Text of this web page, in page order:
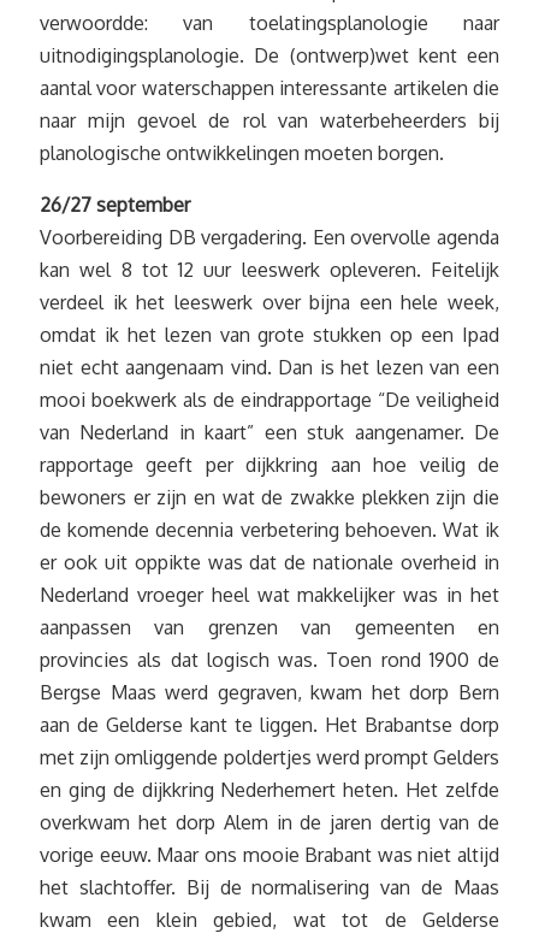
verwoordde: van toelatingsplanologie naar
uitnodigingsplanologie. De (ontwerp)wet kent een
aantal voor waterschappen interessante artikelen die
naar mijn gevoel de rol van waterbeheerders bij
planologische ontwikkelingen moeten borgen.
26/27 september
Voorbereiding DB vergadering. Een overvolle agenda
kan wel 8 tot 12 uur leeswerk opleveren. Feitelijk
verdeel ik het leeswerk over bijna een hele week,
omdat ik het lezen van grote stukken op een Ipad
niet echt aangenaam vind. Dan is het lezen van een
mooi boekwerk als de eindrapportage “De veiligheid
van Nederland in kaart” een stuk aangenamer. De
rapportage geeft per dijkkring aan hoe veilig de
bewoners er zijn en wat de zwakke plekken zijn die
de komende decennia verbetering behoeven. Wat ik
er ook uit oppikte was dat de nationale overheid in
Nederland vroeger heel wat makkelijker was in het
aanpassen van grenzen van gemeenten en
provincies als dat logisch was. Toen rond 1900 de
Bergse Maas werd gegraven, kwam het dorp Bern
aan de Gelderse kant te liggen. Het Brabantse dorp
met zijn omliggende poldertjes werd prompt Gelders
en ging de dijkkring Nederhemert heten. Het zelfde
overkwam het dorp Alem in de jaren dertig van de
vorige eeuw. Maar ons mooie Brabant was niet altijd
het slachtoffer. Bij de normalisering van de Maas
kwam een klein gebied, wat tot de Gelderse